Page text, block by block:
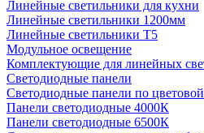
Линейные светильники для кухни
Линейные светильники 1200мм
Линейные светильники Т5
Модульное освещение
Комплектующие для линейных
Светодиодные панели
Светодиодные панели по
Панели светодиодные 4000К
Панели светодиодные 6500К